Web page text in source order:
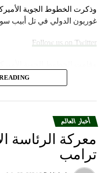
RELATED TOPICS:
UP
٢٠ ساعة في مناطق عدة.. والفاتورة بـالملايين!
DON'T MISS
درجات الحرارة إلى
الأيام المقبلة!
وذكرت الخطوط الجوية
غوريون الدولي في تل أبيب سوف
Follow us on Twitter
موقعها الإلكتروني خلال عطلة
والمدن الأوروبية التي تقدم
خدماتها إلى أجل غير مسمى.
أخبار العالم
معركة الرئاسة
ترامب